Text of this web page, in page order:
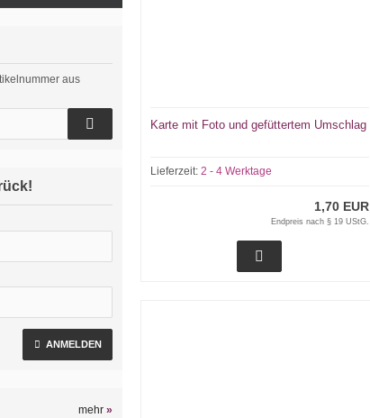
Karte mit Foto und gefüttertem Umschlag
Lieferzeit: 2 - 4 Werktage
1,70 EUR
Endpreis nach § 19 UStG.
aus
ANMELDEN
mehr »